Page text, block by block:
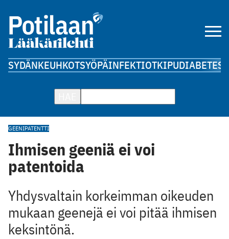
SYDÄNKEUHKOTSYÖPÄINFEKTIOTKIPUDIABETES
GEENIPATENTTI
Ihmisen geeniä ei voi
patentoida
Yhdysvaltain korkeimman oikeuden
mukaan geenejä ei voi pitää ihmisen
keksintönä.